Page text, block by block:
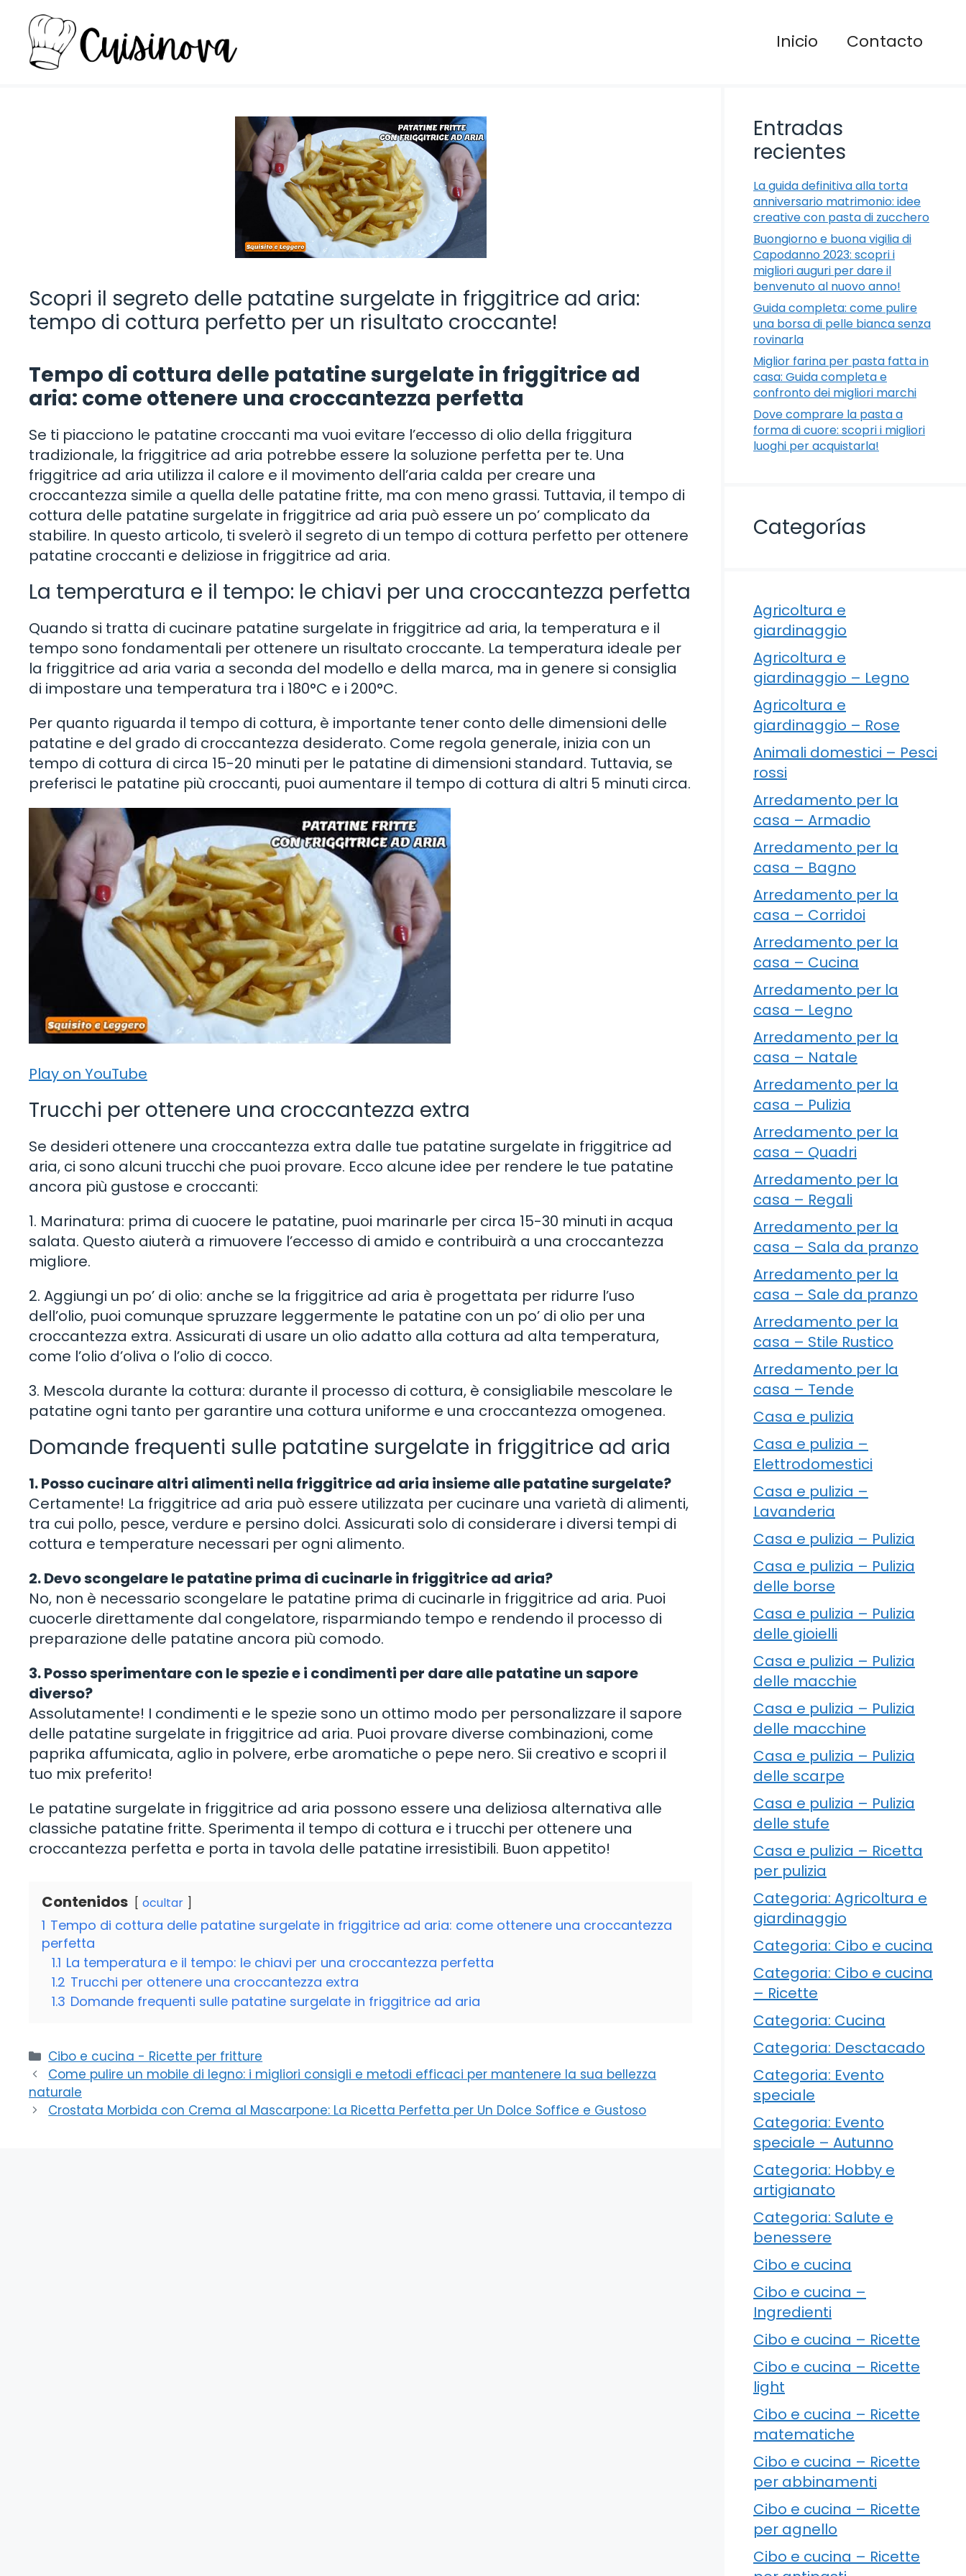
contenuto
Inicio Contacto
Scopri il segreto delle patatine surgelate in friggitrice ad aria:
tempo di cottura perfetto per un risultato croccante!
Tempo di cottura delle patatine surgelate in friggitrice ad
aria: come ottenere una croccantezza perfetta
Se ti piacciono le patatine croccanti ma vuoi evitare l’eccesso di olio della friggitura
tradizionale, la friggitrice ad aria potrebbe essere la soluzione perfetta per te. Una
friggitrice ad aria utilizza il calore e il movimento dell’aria calda per creare una
croccantezza simile a quella delle patatine fritte, ma con meno grassi. Tuttavia, il tempo di
cottura delle patatine surgelate in friggitrice ad aria può essere un po’ complicato da
stabilire. In questo articolo, ti svelerò il segreto di un tempo di cottura perfetto per ottenere
patatine croccanti e deliziose in friggitrice ad aria.
La temperatura e il tempo: le chiavi per una croccantezza perfetta
Quando si tratta di cucinare patatine surgelate in friggitrice ad aria, la temperatura e il
tempo sono fondamentali per ottenere un risultato croccante. La temperatura ideale per
la friggitrice ad aria varia a seconda del modello e della marca, ma in genere si consiglia
di impostare una temperatura tra i 180°C e i 200°C.
Per quanto riguarda il tempo di cottura, è importante tener conto delle dimensioni delle
patatine e del grado di croccantezza desiderato. Come regola generale, inizia con un
tempo di cottura di circa 15-20 minuti per le patatine di dimensioni standard. Tuttavia, se
preferisci le patatine più croccanti, puoi aumentare il tempo di cottura di altri 5 minuti circa.
Play on YouTube
Trucchi per ottenere una croccantezza extra
Se desideri ottenere una croccantezza extra dalle tue patatine surgelate in friggitrice ad
aria, ci sono alcuni trucchi che puoi provare. Ecco alcune idee per rendere le tue patatine
ancora più gustose e croccanti:
1. Marinatura: prima di cuocere le patatine, puoi marinarle per circa 15-30 minuti in acqua
salata. Questo aiuterà a rimuovere l’eccesso di amido e contribuirà a una croccantezza
migliore.
2. Aggiungi un po’ di olio: anche se la friggitrice ad aria è progettata per ridurre l’uso
dell’olio, puoi comunque spruzzare leggermente le patatine con un po’ di olio per una
croccantezza extra. Assicurati di usare un olio adatto alla cottura ad alta temperatura,
come l’olio d’oliva o l’olio di cocco.
3. Mescola durante la cottura: durante il processo di cottura, è consigliabile mescolare le
patatine ogni tanto per garantire una cottura uniforme e una croccantezza omogenea.
Domande frequenti sulle patatine surgelate in friggitrice ad aria
1. Posso cucinare altri alimenti nella friggitrice ad aria insieme alle patatine surgelate?
Certamente! La friggitrice ad aria può essere utilizzata per cucinare una varietà di alimenti,
tra cui pollo, pesce, verdure e persino dolci. Assicurati solo di considerare i diversi tempi di
cottura e temperature necessari per ogni alimento.
2. Devo scongelare le patatine prima di cucinarle in friggitrice ad aria?
No, non è necessario scongelare le patatine prima di cucinarle in friggitrice ad aria. Puoi
cuocerle direttamente dal congelatore, risparmiando tempo e rendendo il processo di
preparazione delle patatine ancora più comodo.
3. Posso sperimentare con le spezie e i condimenti per dare alle patatine un sapore
diverso?
Assolutamente! I condimenti e le spezie sono un ottimo modo per personalizzare il sapore
delle patatine surgelate in friggitrice ad aria. Puoi provare diverse combinazioni, come
paprika affumicata, aglio in polvere, erbe aromatiche o pepe nero. Sii creativo e scopri il
tuo mix preferito!
Le patatine surgelate in friggitrice ad aria possono essere una deliziosa alternativa alle
classiche patatine fritte. Sperimenta il tempo di cottura e i trucchi per ottenere una
croccantezza perfetta e porta in tavola delle patatine irresistibili. Buon appetito!
Contenidos ocultar
1 Tempo di cottura delle patatine surgelate in friggitrice ad aria: come ottenere una croccantezza
perfetta
1.1 La temperatura e il tempo: le chiavi per una croccantezza perfetta
1.2 Trucchi per ottenere una croccantezza extra
1.3 Domande frequenti sulle patatine surgelate in friggitrice ad aria
Categorie
Cibo e cucina - Ricette per fritture
Come pulire un mobile di legno: i migliori consigli e metodi efficaci per mantenere la sua bellezza
naturale
Crostata Morbida con Crema al Mascarpone: La Ricetta Perfetta per Un Dolce Soffice e Gustoso
Entradas
recientes
La guida definitiva alla torta
anniversario matrimonio: idee
creative con pasta di zucchero
Buongiorno e buona vigilia di
Capodanno 2023: scopri i
migliori auguri per dare il
benvenuto al nuovo anno!
Guida completa: come pulire
una borsa di pelle bianca senza
rovinarla
Miglior farina per pasta fatta in
casa: Guida completa e
confronto dei migliori marchi
Dove comprare la pasta a
forma di cuore: scopri i migliori
luoghi per acquistarla!
Categorías
Agricoltura e
giardinaggio
Agricoltura e
giardinaggio – Legno
Agricoltura e
giardinaggio – Rose
Animali domestici – Pesci
rossi
Arredamento per la
casa – Armadio
Arredamento per la
casa – Bagno
Arredamento per la
casa – Corridoi
Arredamento per la
casa – Cucina
Arredamento per la
casa – Legno
Arredamento per la
casa – Natale
Arredamento per la
casa – Pulizia
Arredamento per la
casa – Quadri
Arredamento per la
casa – Regali
Arredamento per la
casa – Sala da pranzo
Arredamento per la
casa – Sale da pranzo
Arredamento per la
casa – Stile Rustico
Arredamento per la
casa – Tende
Casa e pulizia
Casa e pulizia –
Elettrodomestici
Casa e pulizia –
Lavanderia
Casa e pulizia – Pulizia
Casa e pulizia – Pulizia
delle borse
Casa e pulizia – Pulizia
delle gioielli
Casa e pulizia – Pulizia
delle macchie
Casa e pulizia – Pulizia
delle macchine
Casa e pulizia – Pulizia
delle scarpe
Casa e pulizia – Pulizia
delle stufe
Casa e pulizia – Ricetta
per pulizia
Categoria: Agricoltura e
giardinaggio
Categoria: Cibo e cucina
Categoria: Cibo e cucina
– Ricette
Categoria: Cucina
Categoria: Desctacado
Categoria: Evento
speciale
Categoria: Evento
speciale – Autunno
Categoria: Hobby e
artigianato
Categoria: Salute e
benessere
Cibo e cucina
Cibo e cucina –
Ingredienti
Cibo e cucina – Ricette
Cibo e cucina – Ricette
light
Cibo e cucina – Ricette
matematiche
Cibo e cucina – Ricette
per abbinamenti
Cibo e cucina – Ricette
per agnello
Cibo e cucina – Ricette